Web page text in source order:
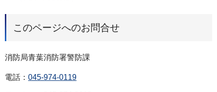
このページへのお問合せ
消防局青葉消防署警防課
電話： 045-974-0119